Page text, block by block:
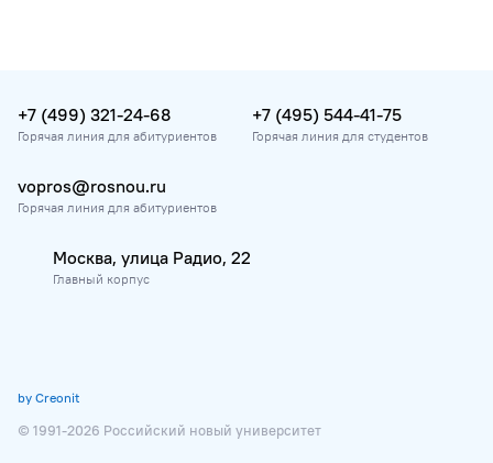
+7 (499) 321-24-68
Горячая линия для абитуриентов
+7 (495) 544-41-75
Горячая линия для студентов
vopros@rosnou.ru
Горячая линия для абитуриентов
Москва, улица Радио, 22
Главный корпус
by Creonit
© 1991-2026 Российский новый университет